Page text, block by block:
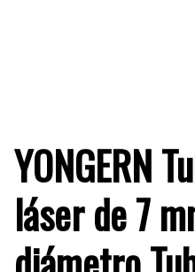
YONGERN
láser de 7